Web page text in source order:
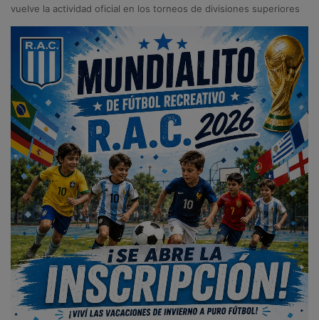
vuelve la actividad oficial en los torneos de divisiones superiores